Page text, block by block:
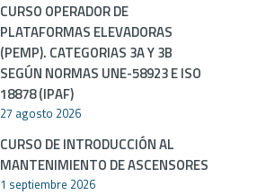
CURSO OPERADOR DE
PLATAFORMAS ELEVADORAS
(PEMP). CATEGORIAS 3A Y 3B
SEGÚN NORMAS UNE-58923 E ISO
18878 (IPAF)
27 agosto 2026
CURSO DE INTRODUCCIÓN AL
MANTENIMIENTO DE ASCENSORES
1 septiembre 2026